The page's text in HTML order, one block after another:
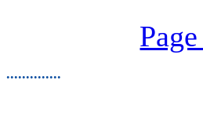
..............